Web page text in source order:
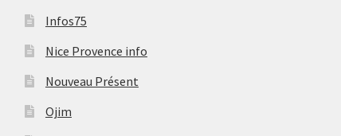
Infos75
Nice Provence info
Nouveau Présent
Ojim